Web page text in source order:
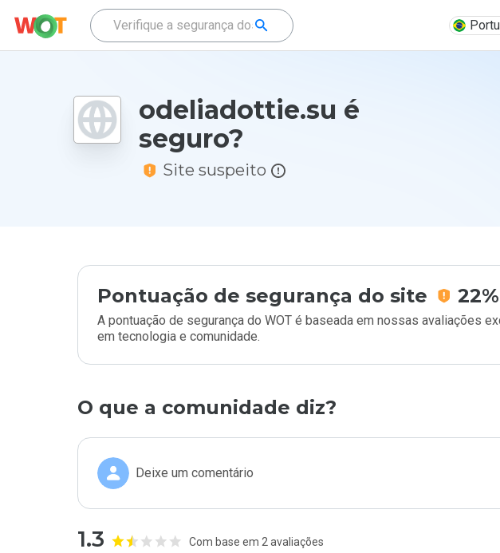
odeliadottie.su é
seguro?
Site suspeito
Pontuação de segurança do site 22%
A pontuação de segurança do WOT é baseada em nossas avaliações
em tecnologia e comunidade.
O que a comunidade diz?
Deixe um comentário
1.3 Com base em 2 avaliações